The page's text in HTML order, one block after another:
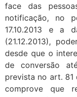
face das
notificação, no
17.10.2013 e a
(21.12.2013),
desde que o
de conversão
prevista no art. 81
comprove que